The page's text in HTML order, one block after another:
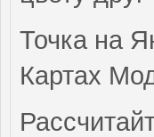
Точка на
Картах